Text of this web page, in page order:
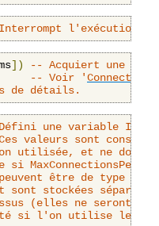
l'exécution du
])
-- Acquiert une
-- Voir '
de détails.
une variable Inter-
valeurs sont
utilisée, et ne
être de type
sont stockées
(elles ne seront
si l'on utilise le